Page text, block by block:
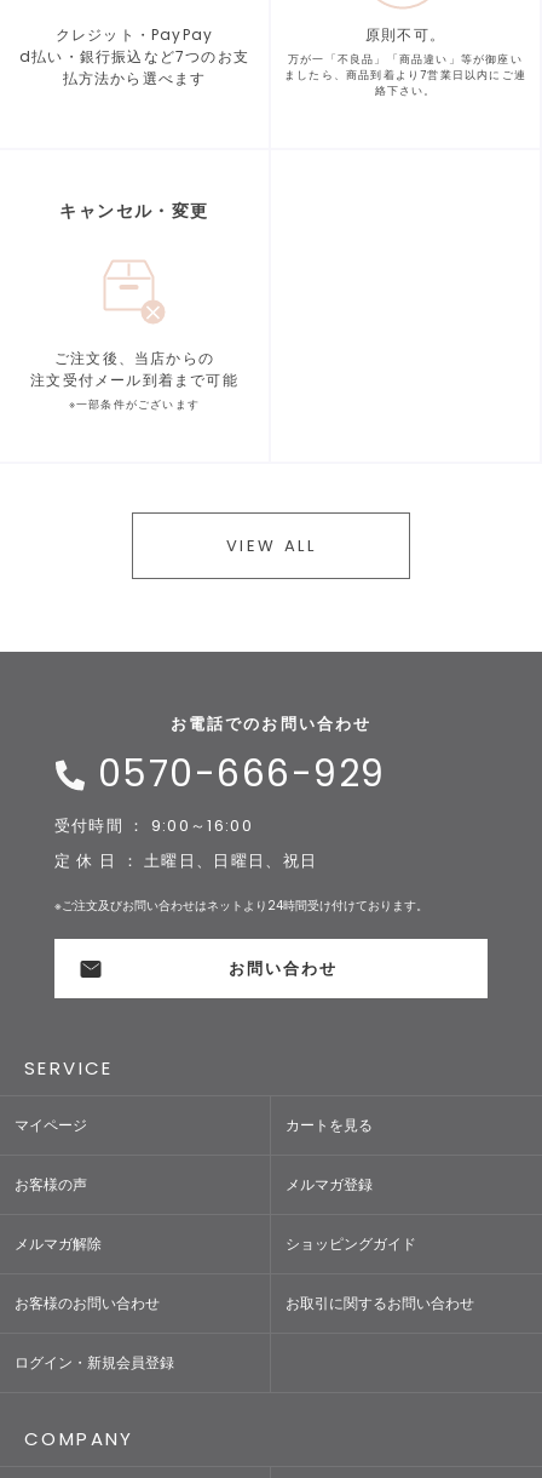
クレジット・PayPay
d払い・銀行振込など7つのお支
払方法から選べます
原則不可。
万が一「不良品」「商品違い」等が御座い
ましたら、商品到着より7営業日以内にご連
絡下さい。
キャンセル・変更
ご注文後、当店からの
注文受付メール到着まで可能
※一部条件がございます
VIEW ALL
お電話でのお問い合わせ
0570-666-929
受付時間 ： 9:00～16:00
定 休 日 ： 土曜日、日曜日、祝日
※ご注文及びお問い合わせはネットより24時間受け付けております。
お問い合わせ
SERVICE
マイページ カートを見る
お客様の声 メルマガ登録
メルマガ解除 ショッピングガイド
お客様のお問い合わせ お取引に関するお問い合わせ
ログイン・新規会員登録
COMPANY